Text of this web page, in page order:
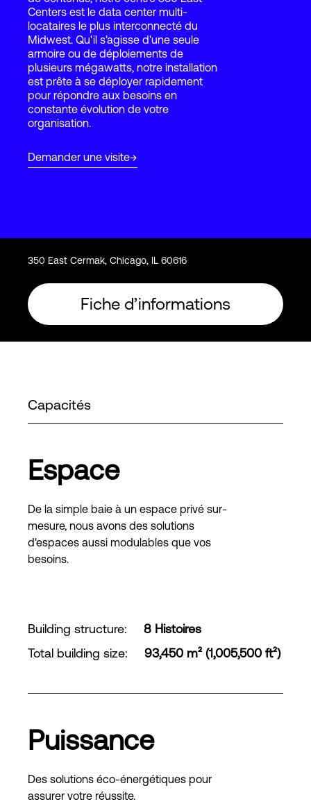
Connexion
Centers est le data center multi-
locataires le plus interconnecté du
Midwest. Qu'il s'agisse d'une seule
armoire ou de déploiements de
plusieurs mégawatts, notre installation
est prête à se déployer rapidement
pour répondre aux besoins en
constante évolution de votre
organisation.
Demander une visite
350 East Cermak, Chicago, IL 60616
Fiche d’informations
Capacités
Espace
De la simple baie à un espace privé sur-
mesure, nous avons des solutions
d'espaces aussi modulables que vos
besoins.
Building structure:
8 Histoires
Total building size: 93,450 m² (1,005,500 ft²)
Puissance
Des solutions éco-énergétiques pour
assurer votre réussite.